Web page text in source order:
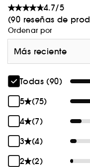
4.7/5
(90 reseñas de
Ordenar por
Más reciente
Todas (90)
5
(75)
4
(7)
3
(4)
2
(2)